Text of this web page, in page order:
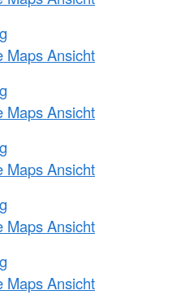
Maps Ansicht
Maps Ansicht
Maps Ansicht
Maps Ansicht
Maps Ansicht